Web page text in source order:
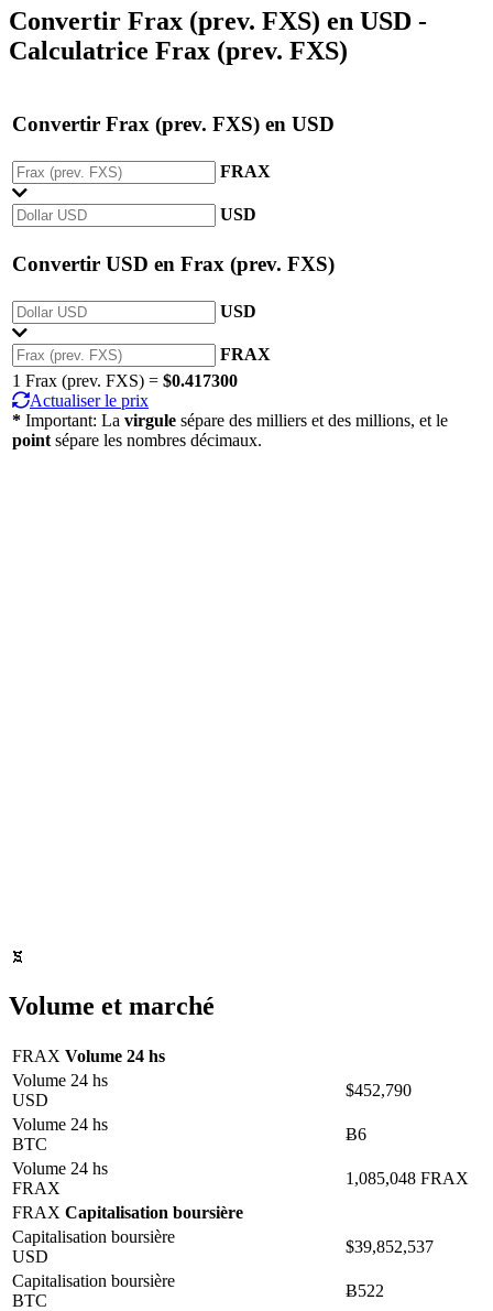
Convertir Frax (prev. FXS) en USD -
Calculatrice Frax (prev. FXS)
Convertir Frax (prev. FXS) en USD
FRAX
USD
Convertir USD en Frax (prev. FXS)
USD
FRAX
1 Frax (prev. FXS) = $0.417300
Actualiser le prix
* Important: La virgule sépare des milliers et des millions, et le
point sépare les nombres décimaux.
Volume et marché
FRAX Volume 24 hs
Volume 24 hs
USD
$452,790
Volume 24 hs
BTC
Ƀ6
Volume 24 hs
FRAX
1,085,048 FRAX
FRAX Capitalisation boursière
Capitalisation boursière
USD
$39,852,537
Capitalisation boursière
BTC
Ƀ522